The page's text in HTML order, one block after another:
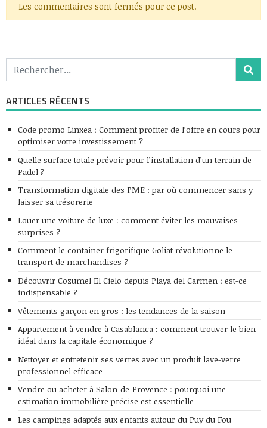
Les commentaires sont fermés pour ce post.
ARTICLES RÉCENTS
Code promo Linxea : Comment profiter de l’offre en cours pour
optimiser votre investissement ?
Quelle surface totale prévoir pour l’installation d’un terrain de
Padel ?
Transformation digitale des PME : par où commencer sans y
laisser sa trésorerie
Louer une voiture de luxe : comment éviter les mauvaises
surprises ?
Comment le container frigorifique Goliat révolutionne le
transport de marchandises ?
Découvrir Cozumel El Cielo depuis Playa del Carmen : est-ce
indispensable ?
Vêtements garçon en gros : les tendances de la saison
Appartement à vendre à Casablanca : comment trouver le bien
idéal dans la capitale économique ?
Nettoyer et entretenir ses verres avec un produit lave-verre
professionnel efficace
Vendre ou acheter à Salon-de-Provence : pourquoi une
estimation immobilière précise est essentielle
Les campings adaptés aux enfants autour du Puy du Fou